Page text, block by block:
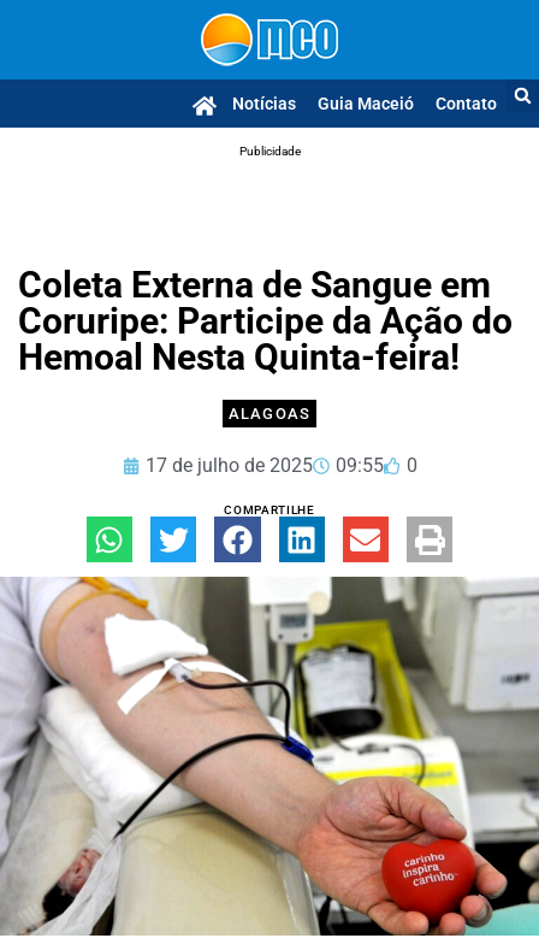
Notícias Guia Maceió Contato
Publicidade
Coleta Externa de Sangue em
Coruripe: Participe da Ação do
Hemoal Nesta Quinta-feira!
ALAGOAS
17 de julho de 2025 09:55 0
COMPARTILHE